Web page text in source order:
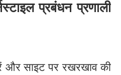
प्रबंधन प्रणाली
और साइट पर रखरखाव की